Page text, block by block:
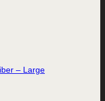
– Large